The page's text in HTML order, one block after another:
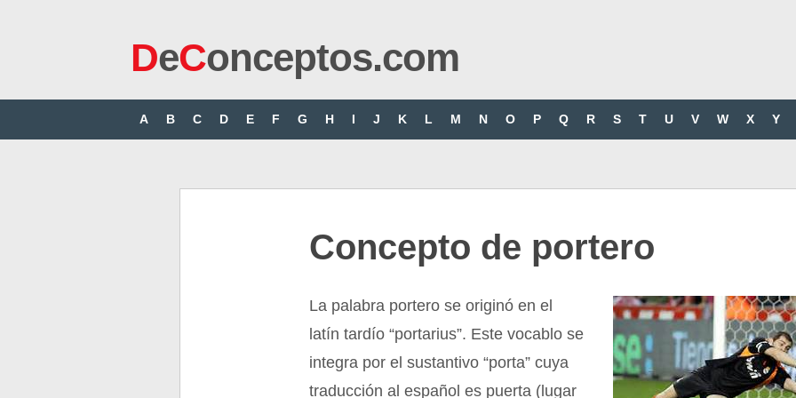
DeConceptos.com
A B C D E F G H I J K L M N O P Q R S T U V W X Y
Concepto de portero
La palabra portero se originó en el
latín tardío “portarius”. Este vocablo se
integra por el sustantivo “porta” cuya
traducción al español es puerta (lugar